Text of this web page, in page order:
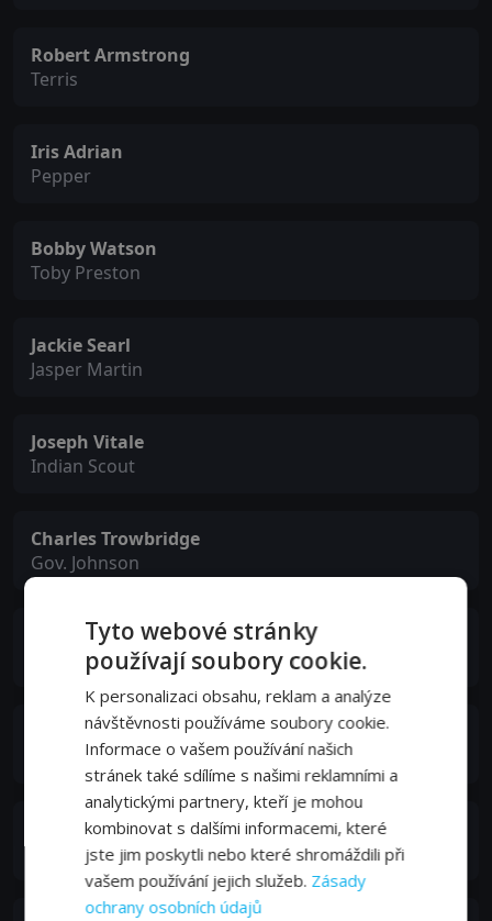
Robert Armstrong
Terris
Iris Adrian
Pepper
Bobby Watson
Toby Preston
Jackie Searl
Jasper Martin
Joseph Vitale
Indian Scout
Charles Trowbridge
Gov. Johnson
Clem Bevans
Hank Billings
Jeff York
Big Joe
Stanley Andrews
Commissioner Emerson
Tyto webové stránky
používají soubory cookie.
K personalizaci obsahu, reklam a analýze
návštěvnosti používáme soubory cookie.
Informace o vašem používání našich
stránek také sdílíme s našimi reklamními a
analytickými partnery, kteří je mohou
kombinovat s dalšími informacemi, které
jste jim poskytli nebo které shromáždili při
vašem používání jejich služeb. Zásady
ochrany osobních údajů